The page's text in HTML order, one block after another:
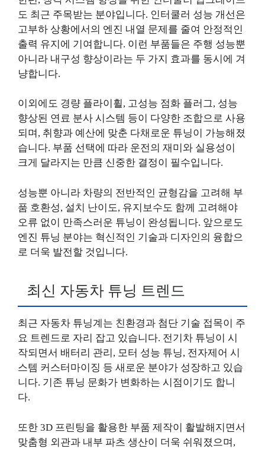
도 최근 주목받는 분야입니다. 인터쿨러 성능 개선은
고부하 상황에서의 엔진 내열 문제를 줄여 안정적인
출력 유지에 기여합니다. 이런 부품들은 주행 성능뿐
아니라 내구성 향상이라는 두 가지 효과를 동시에 겨
냥합니다.
이외에도 경량 플라이휠, 고성능 점화 플러그, 성능
향상된 연료 분사 시스템 등이 다양한 조합으로 사용
되며, 취향과 예산에 맞춘 다채로운 튜닝이 가능해졌
습니다. 부품 선택에 따라 운전의 재미와 실용성이
크게 달라지는 만큼 신중한 결정이 필수입니다.
성능뿐 아니라 차량의 전반적인 균형감을 고려해 부
품 호환성, 설치 난이도, 유지보수도 함께 고려해야
오류 없이 만족스러운 튜닝이 완성됩니다. 앞으로도
엔진 튜닝 분야는 혁신적인 기술과 디자인의 융합으
로 더욱 발전할 것입니다.
최신 자동차 튜닝 트렌드
최근 자동차 튜닝계는 친환경과 첨단 기술 접목이 주
요 트렌드로 자리 잡고 있습니다. 전기차 튜닝이 시
작되면서 배터리 관리, 모터 성능 튜닝, 전자제어 시
스템 커스터마이징 등 새로운 분야가 성장하고 있습
니다. 기존 튜닝 문화가 변화하는 시점이기도 합니
다.
또한 3D 프린팅을 활용한 부품 제작이 활발해지면서
맞춤형 외관과 내부 파츠 생산이 더욱 쉬워졌으며,